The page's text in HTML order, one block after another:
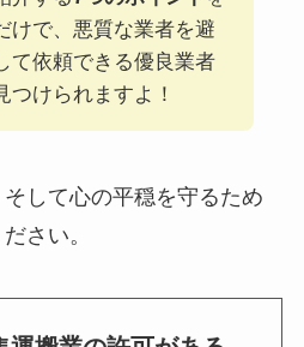
けで、悪質な業者を避
て依頼できる優良業者
つけられますよ！
して心の平穏を守るため
さい。